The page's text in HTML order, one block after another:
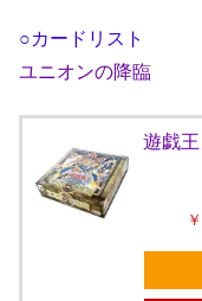
○カードリスト
ユニオンの降臨
遊戯